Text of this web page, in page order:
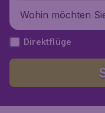
Wohin möchten
Direktflüge